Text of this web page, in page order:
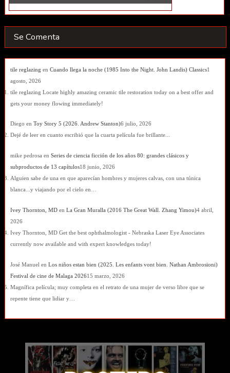
Se Comenta
tile reglazing en Cuando llega la noche (1985 Into the Night. John Landis) Classics1
agosto, 2026
tile reglazing Locate highly amazing ceramic tile restoration today on a best offer and
gets your money flowing immediately!
Diego en Toy Story 5 (2026. Andrew Stanton)6 julio, 2026
Dejé de leer en cuanto escribió que la cuarta película fue brillante...
mike pedrosa en Series de ciencia ficción de los años 80: grandes clásicos y
subproductos de 13 capítulos18 junio, 2026
Alguien sabe de una en que aparecían hombres y mujeres calvas, con una túnica
blanca...y viajando por el cielo en…
Ivey Thornton, MDen La Gran Muralla (2016 The Great Wall. Zhang Yimou)4 abril,
2026
Ivey Thornton, MD Get the best ophthalmologist - Nebraska Laser Eye Associates
currently now available and with expert knowledges today!
José Manuel en Los niños estan bien (2025. Les enfants vont bien. Nathan Ambrosioni)
Festival de cine de Malaga 202615 marzo, 2026
Magnífica película; muy completa en el retrato de una mujer de verso libre que se
repente tiene que lidiar y…